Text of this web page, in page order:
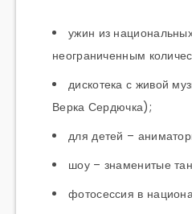
ужин из
неограниченным
дискотека с живой
Верка Сердючка);
для детей –
шоу – знаменитые
фотосессия в